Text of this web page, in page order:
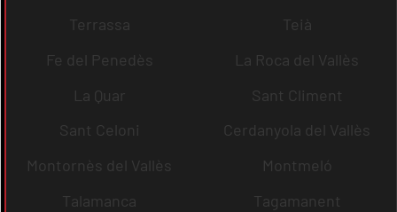
Terrassa
Teià
Fe del Penedès
La Roca del Vallès
La Quar
Sant Climent
Sant Celoni
Cerdanyola del Vallès
Montornès del Vallès
Montmeló
Talamanca
Tagamanent